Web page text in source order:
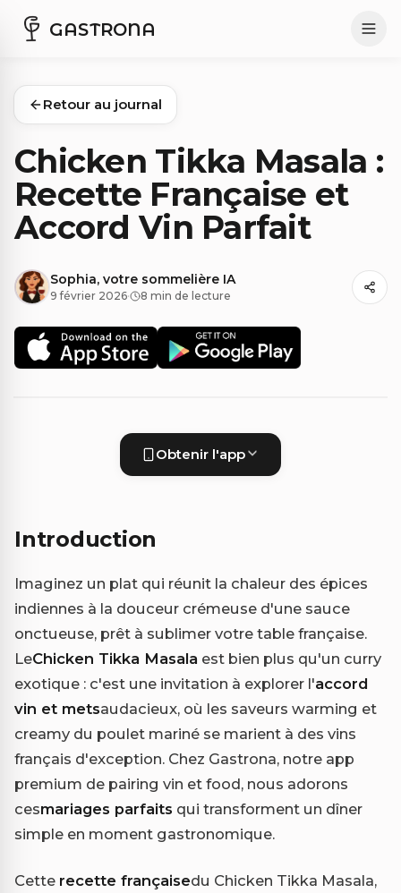
GASTRONA
Retour au journal
Chicken Tikka Masala :
Recette Française et
Accord Vin Parfait
Sophia, votre sommelière IA
9 février 2026· 8 min de lecture
Obtenir l'app
Introduction
Imaginez un plat qui réunit la chaleur des épices
indiennes à la douceur crémeuse d'une sauce
onctueuse, prêt à sublimer votre table française.
LeChicken Tikka Masala est bien plus qu'un curry
exotique : c'est une invitation à explorer l'accord
vin et metsaudacieux, où les saveurs warming et
creamy du poulet mariné se marient à des vins
français d'exception. Chez Gastrona, notre app
premium de pairing vin et food, nous adorons
cesmariages parfaits qui transforment un dîner
simple en moment gastronomique.
Cette recette françaisedu Chicken Tikka Masala,